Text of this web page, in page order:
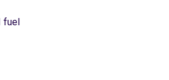
fuel